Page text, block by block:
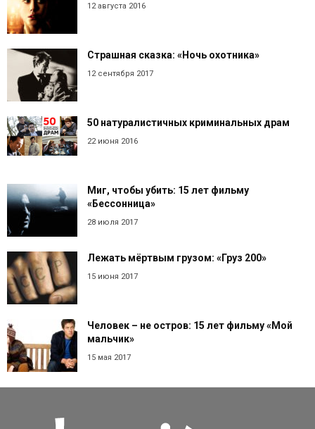
12 августа 2016
Страшная сказка: «Ночь охотника»
12 сентября 2017
50 натуралистичных криминальных драм
22 июня 2016
Миг, чтобы убить: 15 лет фильму
«Бессонница»
28 июля 2017
Лежать мёртвым грузом: «Груз 200»
15 июня 2017
Человек – не остров: 15 лет фильму «Мой
мальчик»
15 мая 2017